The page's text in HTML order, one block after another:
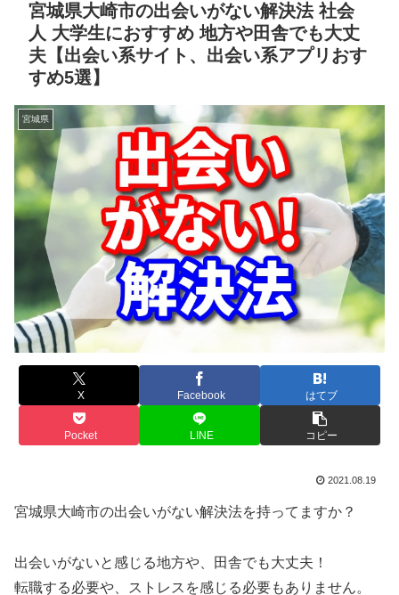
宮城県大崎市の出会いがない解決法 社会
人 大学生におすすめ 地方や田舎でも大丈
夫【出会い系サイト、出会い系アプリおす
すめ5選】
宮城県
X Facebook はてブ
Pocket LINE コピー
2021.08.19
宮城県大崎市の出会いがない解決法を持ってますか？
出会いがないと感じる地方や、田舎でも大丈夫！
転職する必要や、ストレスを感じる必要もありません。